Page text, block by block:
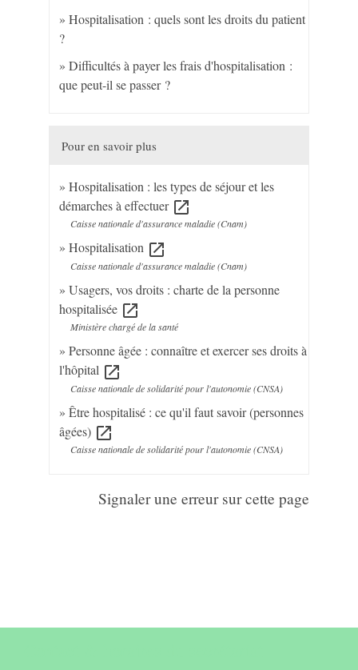
Hospitalisation : quels sont les droits du patient
?
Difficultés à payer les frais d'hospitalisation :
que peut-il se passer ?
Pour en savoir plus
Hospitalisation : les types de séjour et les
démarches à effectuer open_in_new
Caisse nationale d'assurance maladie (Cnam)
Hospitalisation open_in_new
Caisse nationale d'assurance maladie (Cnam)
Usagers, vos droits : charte de la personne
hospitalisée open_in_new
Ministère chargé de la santé
Personne âgée : connaître et exercer ses droits à
l'hôpital open_in_new
Caisse nationale de solidarité pour l'autonomie (CNSA)
Être hospitalisé : ce qu'il faut savoir (personnes
âgées) open_in_new
Caisse nationale de solidarité pour l'autonomie (CNSA)
Signaler une erreur sur cette page